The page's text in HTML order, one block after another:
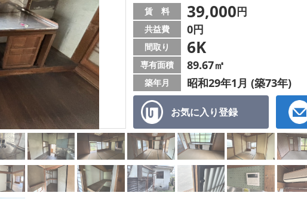
お気に入り登録
賃 料 39,000円
共益費 0円
間取り 6K
専有面積 89.67㎡
築年月 昭和29年1月 (築73年)